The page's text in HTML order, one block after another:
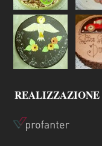
REALIZZAZIONE